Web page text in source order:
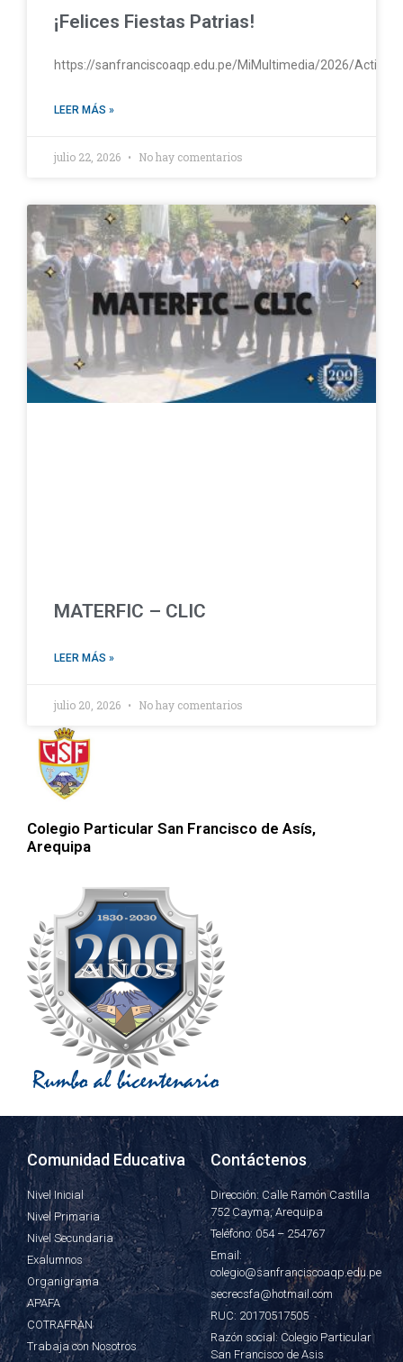
Colegio Particular San Francisco de Asís,
Arequipa
¡Felices Fiestas Patrias!
https://sanfranciscoaqp.edu.pe/MiMultimedia/2026/
LEER MÁS »
julio 22, 2026 No hay comentarios
MATERFIC – CLIC
LEER MÁS »
julio 20, 2026 No hay comentarios
Comunidad Educativa
Nivel Inicial
Nivel Primaria
Nivel Secundaria
Exalumnos
Organigrama
APAFA
COTRAFRAN
Trabaja con Nosotros
Contáctenos
Dirección: Calle Ramón Castilla
752 Cayma, Arequipa
Teléfono: 054 – 254767
Email:
colegio@sanfranciscoaqp.edu.pe
secrecsfa@hotmail.com
RUC: 20170517505
Razón social: Colegio Particular
San Francisco de Asis